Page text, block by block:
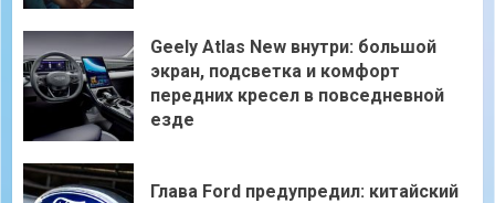
Geely Atlas New внутри: большой
экран, подсветка и комфорт
передних кресел в повседневной
езде
Глава Ford предупредил: китайский